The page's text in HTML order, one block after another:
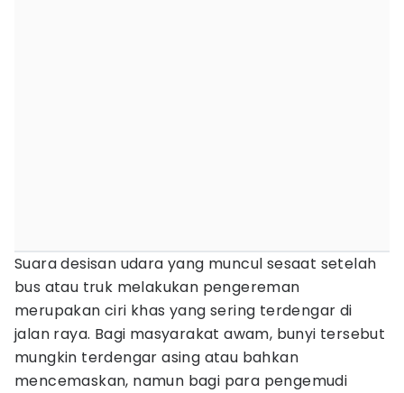
Suara desisan udara yang muncul sesaat setelah
bus atau truk melakukan pengereman
merupakan ciri khas yang sering terdengar di
jalan raya. Bagi masyarakat awam, bunyi tersebut
mungkin terdengar asing atau bahkan
mencemaskan, namun bagi para pengemudi